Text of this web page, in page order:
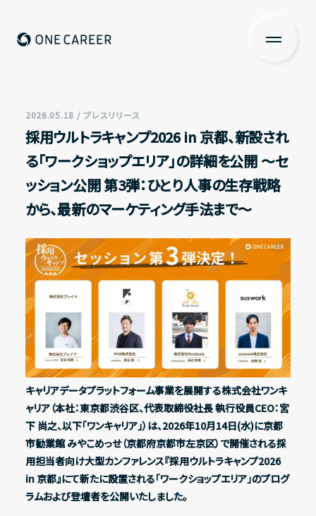
ONE CAREER
私たちについて
Services
サービス
News
Investors Relations
投資家の皆さまへ
IR情報一覧
IR情報一覧
経営方針
代表メッセージ
コーポレート・ガバナンス
ESG方針
Recruit
採用情報
Contact
お問い合わせ
Address
〒150-0031
2026.05.18 / プレスリリース
採用ウルトラキャンプ2026 in 京都、新設され
る「ワークショップエリア」の詳細を公開 〜セ
ッション公開 第3弾：ひとり人事の生存戦略
から、最新のマーケティング手法まで〜
キャリアデータプラットフォーム事業を展開する株式会社ワンキ
ャリア（本社：東京都渋谷区、代表取締役社長 執行役員CEO：宮
下 尚之、以下「ワンキャリア」）は、2026年10月14日(水)に京都
市勧業館 みやこめっせ（京都府京都市左京区）で開催される採
用担当者向け大型カンファレンス『採用ウルトラキャンプ2026
in 京都』にて新たに設置される「ワークショップエリア」のプログ
ラムおよび登壇者を公開いたしました。